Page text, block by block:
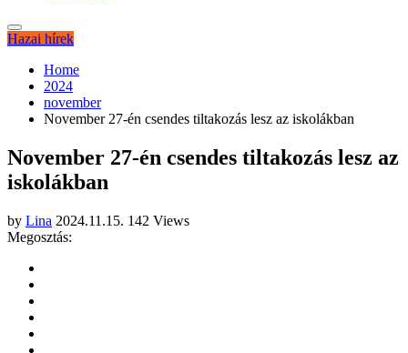
Hazai hírek
Home
2024
november
November 27-én csendes tiltakozás lesz az iskolákban
November 27-én csendes tiltakozás lesz az
iskolákban
by Lina 2024.11.15. 142 Views
Megosztás: